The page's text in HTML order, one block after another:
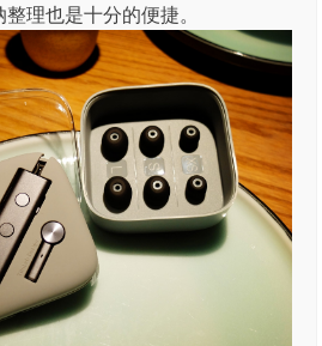
理也是十分的便捷。